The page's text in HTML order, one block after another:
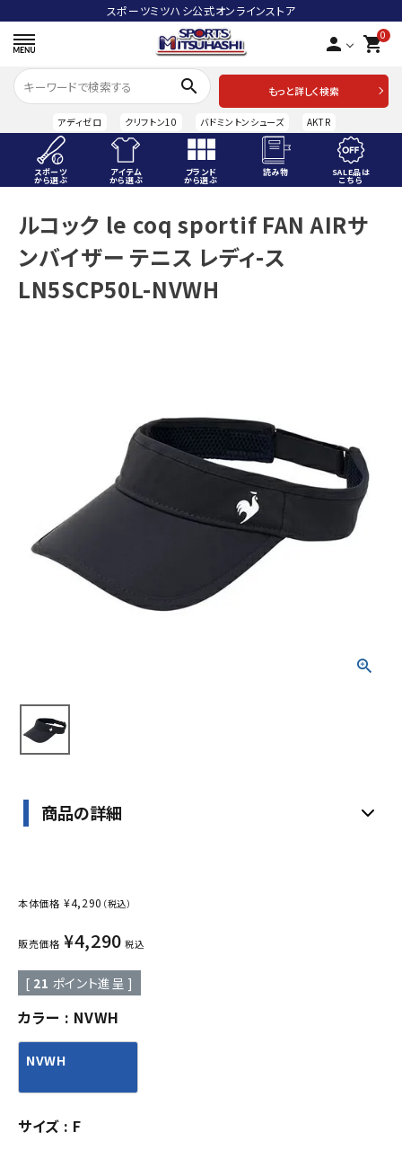
スポーツミツハシ公式オンラインストア
person 0
shopping_cart
search
もっと詳しく検索
アディゼロ クリフトン10 バドミントンシューズ AKTR
スポーツ
から選ぶ
アイテム
から選ぶ
ブランド
から選ぶ
読み物 SALE品は
こちら
ACCOUNT MENU
ようこそ ゲスト 様
meeting_room ログイン person 会員登録
INFORMATIOM
ご利用ガイド
お問い合わせ
ルコック le coq sportif FAN AIRサ
ンバイザー テニス レディ-ス
LN5SCP50L-NVWH
商品の詳細
本体価格 ¥4,290 （税込）
販売価格 ¥4,290 税込
[ 21 ポイント進呈 ]
カラー NVWH
NVWH
サイズ F